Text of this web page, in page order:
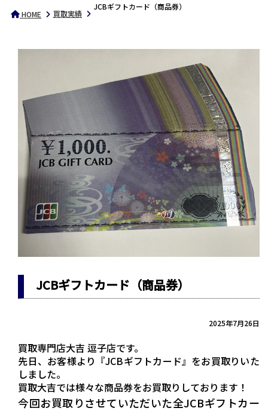
HOME 買取実績
JCBギフトカード（商品券）
JCBギフトカード（商品券）
2025年7月26日
買取専門店大吉 逗子店です。
先日、お客様より『JCBギフトカード』をお買取りいた
しました。
買取大吉では様々な商品券をお買取りしております！
今回お買取りさせていただいた全JCBギフトカー